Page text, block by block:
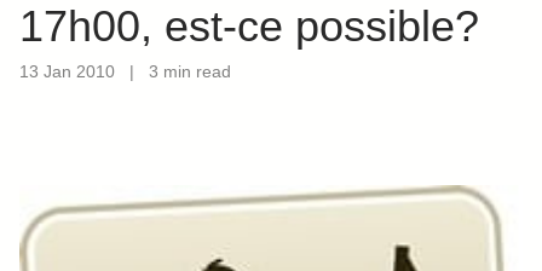
17h00, est-ce possible?
13 Jan 2010 | 3 min read